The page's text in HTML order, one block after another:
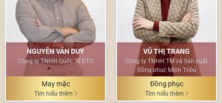
NGUYỄN VĂN DUY
Công ty TNHH Quốc Tế DTO
May mặc
Tìm hiểu thêm
VŨ THỊ TRANG
Công ty TNHH TM và Sản xuất
Đồng phục Minh Triệu
Đồng phục
Tìm hiểu thêm